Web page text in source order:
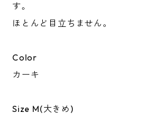
す。
ほとんど目立ちません。
Color
カーキ
Size M(大きめ)